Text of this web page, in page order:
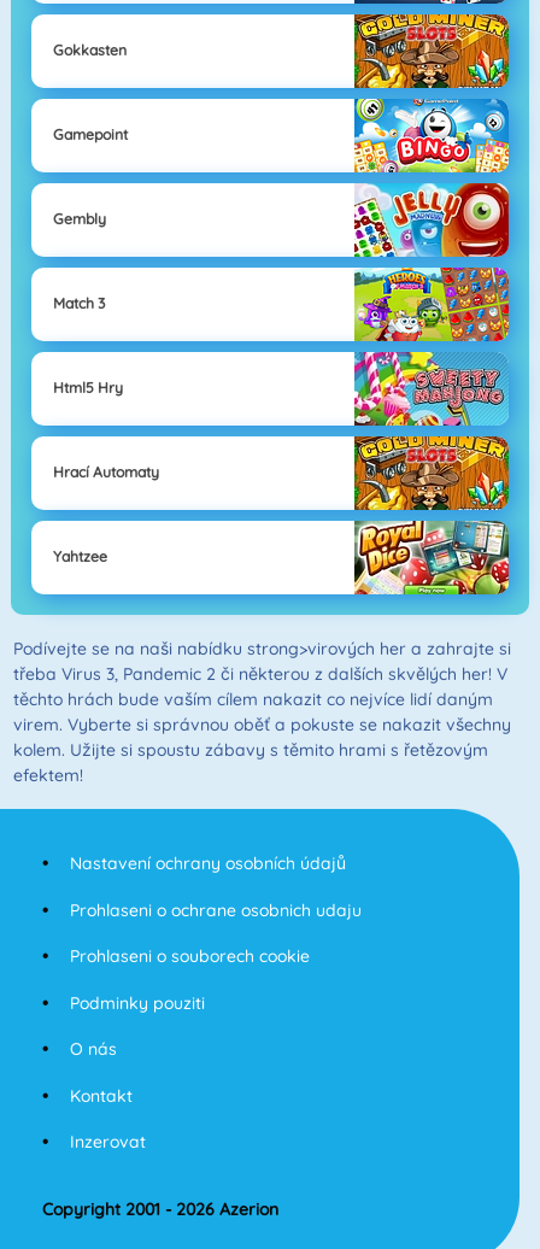
Gokkasten
Gamepoint
Gembly
Match 3
Html5 Hry
Hrací Automaty
Yahtzee
Podívejte se na naši nabídku strong>virových her a zahrajte si
třeba Virus 3, Pandemic 2 či některou z dalších skvělých her! V
těchto hrách bude vaším cílem nakazit co nejvíce lidí daným
virem. Vyberte si správnou oběť a pokuste se nakazit všechny
kolem. Užijte si spoustu zábavy s těmito hrami s řetězovým
efektem!
Nastavení ochrany osobních údajů
Prohlaseni o ochrane osobnich udaju
Prohlaseni o souborech cookie
Podminky pouziti
O nás
Kontakt
Inzerovat
Copyright 2001 - 2026 Azerion